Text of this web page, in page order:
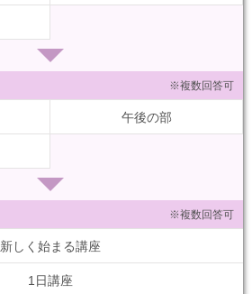
※複数回答可
午後の部
※複数回答可
新しく始まる講座
1日講座